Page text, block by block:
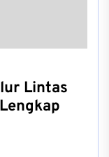
Lintas